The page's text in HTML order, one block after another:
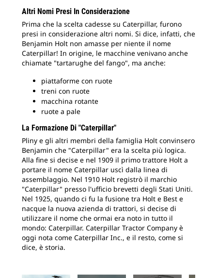
Altri Nomi Presi In Considerazione
Prima che la scelta cadesse su Caterpillar, furono
presi in considerazione altri nomi. Si dice, infatti, che
Benjamin Holt non amasse per niente il nome
Caterpillar! In origine, le macchine venivano anche
chiamate "tartarughe del fango", ma anche:
piattaforme con ruote
treni con ruote
macchina rotante
ruote a pale
La Formazione Di "Caterpillar"
Pliny e gli altri membri della famiglia Holt convinsero
Benjamin che "Caterpillar" era la scelta più logica.
Alla fine si decise e nel 1909 il primo trattore Holt a
portare il nome Caterpillar uscì dalla linea di
assemblaggio. Nel 1910 Holt registrò il marchio
"Caterpillar" presso l'ufficio brevetti degli Stati Uniti.
Nel 1925, quando ci fu la fusione tra Holt e Best e
nacque la nuova azienda di trattori, si decise di
utilizzare il nome che ormai era noto in tutto il
mondo: Caterpillar. Caterpillar Tractor Company è
oggi nota come Caterpillar Inc., e il resto, come si
dice, è storia.